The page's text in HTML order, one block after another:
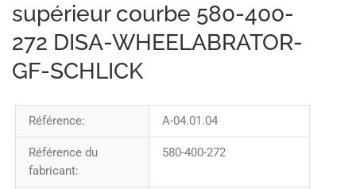
supérieur courbe 580-400-
272 DISA-WHEELABRATOR-
GF-SCHLICK
Référence: A-04.01.04
Référence du
fabricant:
580-400-272